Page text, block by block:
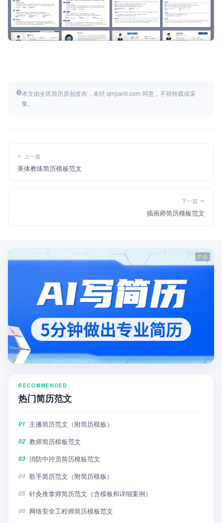
本文由全民简历原创发布，未经 qmjianli.com 同意，不得转载或采
集。
上一篇
美体教练简历模板范文
下一篇
插画师简历模板范文
RECOMMENDED
热门简历范文
01 主播简历范文（附简历模板）
02 教师简历模板范文
03 消防中控员简历模板范文
04 歌手简历范文（附简历模板）
05 针灸推拿师简历范文（含模板和详细案例）
06 网络安全工程师简历模板范文